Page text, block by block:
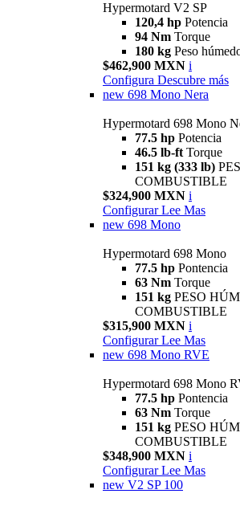
Hypermotard V2 SP
120,4 hp Potencia
94 Nm Torque
180 kg Peso
$462,900 MXN i
Configura Descubre más
new 698 Mono Nera
Hypermotard 698 Mono
77.5 hp Potencia
46.5 lb-ft Torque
151 kg (333 lb)
COMBUSTIBLE
$324,900 MXN i
Configurar Lee Mas
new 698 Mono
Hypermotard 698 Mono
77.5 hp Pontencia
63 Nm Torque
151 kg PESO
COMBUSTIBLE
$315,900 MXN i
Configurar Lee Mas
new 698 Mono RVE
Hypermotard 698 Mono
77.5 hp Pontencia
63 Nm Torque
151 kg PESO
COMBUSTIBLE
$348,900 MXN i
Configurar Lee Mas
new V2 SP 100